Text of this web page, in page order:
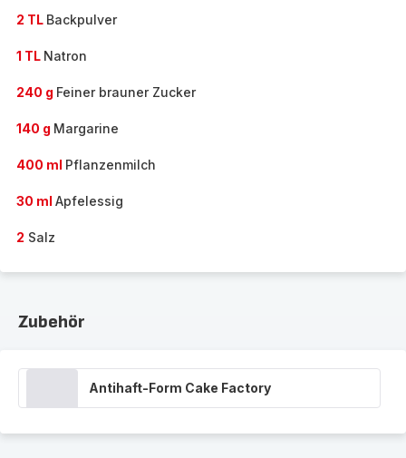
2 TL Backpulver
1 TL Natron
240 g Feiner brauner Zucker
140 g Margarine
400 ml Pflanzenmilch
30 ml Apfelessig
2 Salz
Zubehör
Antihaft-Form Cake Factory